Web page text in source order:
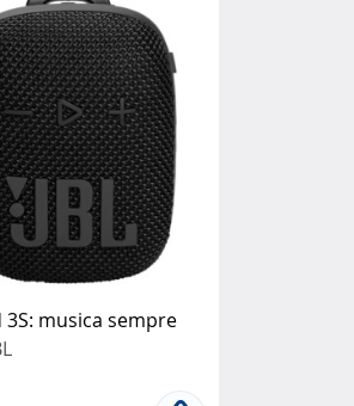
3S: musica sempre